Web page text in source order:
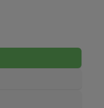
bardzo
szafami i dużą